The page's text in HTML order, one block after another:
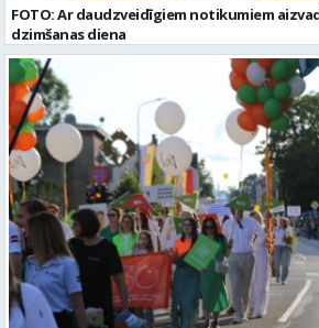
FOTO: Ar daudzveidīgiem notikumiem
dzimšanas diena